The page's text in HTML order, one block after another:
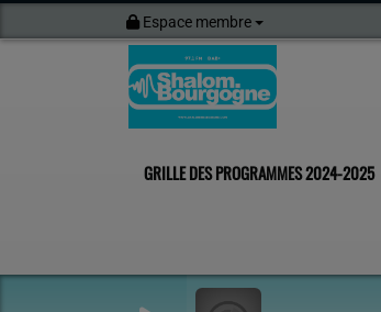
Espace membre
GRILLE DES PROGRAMMES 2024-2025